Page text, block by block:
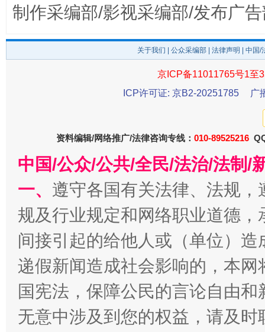
千年窑火 生生不息 一
揭开“小金库”的免责幌子
制作采编部/影视采编部/发布广
关于我们 公众采编部 法律声明 | 中国
京ICP备11011765号1至
ICP许可证: 京B2-20251785
广
资料编辑/网络推广/法律咨询专线： 010-89525216
中国/公众/公共/全民/法治/法制/
一、 遵守各国有关法律、法规
规及行业规定和网络职业道德
间接引起的给他人或（单位）
递假新闻造成社会影响的，本
国宪法，保障公民的言论自由
无意中涉及到您的权益，请及